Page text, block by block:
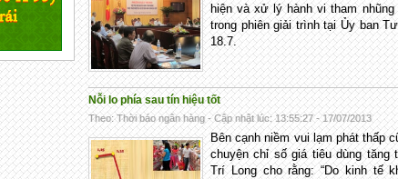
hiện và xử lý hành vi tham
trong phiên giải trình tại Ủy ban
18.7.
Nỗi lo phía sau tín hiệu tốt
Theo: Thời báo ngân hàng - Cập nhật lúc: 13:55:27 - 17/07/2013
Bên cạnh niềm vui lạm phát thấp
chuyện chỉ số giá tiêu dùng tăng
Trí Long cho rằng: “Do kinh tế